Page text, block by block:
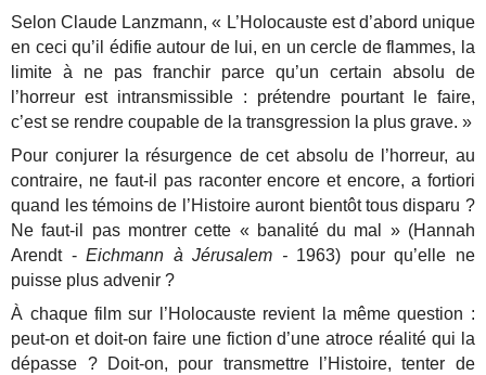
Selon Claude Lanzmann, « L’Holocauste est d’abord unique
en ceci qu’il édifie autour de lui, en un cercle de flammes, la
limite à ne pas franchir parce qu’un certain absolu de
l’horreur est intransmissible : prétendre pourtant le faire,
c’est se rendre coupable de la transgression la plus grave. »
Pour conjurer la résurgence de cet absolu de l’horreur, au
contraire, ne faut-il pas raconter encore et encore, a fortiori
quand les témoins de l’Histoire auront bientôt tous disparu ?
Ne faut-il pas montrer cette « banalité du mal » (Hannah
Arendt -Eichmann à Jérusalem - 1963) pour qu’elle ne
puisse plus advenir ?
À chaque film sur l’Holocauste revient la même question :
peut-on et doit-on faire une fiction d’une atroce réalité qui la
dépasse ? Doit-on, pour transmettre l’Histoire, tenter de